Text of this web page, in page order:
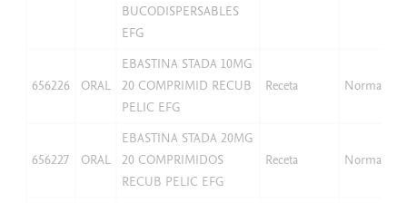
BUCODISPERSABLES
EFG
656226 ORAL
EBASTINA STADA 10MG
20 COMPRIMID RECUB
PELIC EFG
Receta Normal
656227 ORAL
EBASTINA STADA 20MG
20 COMPRIMIDOS
RECUB PELIC EFG
Receta Normal